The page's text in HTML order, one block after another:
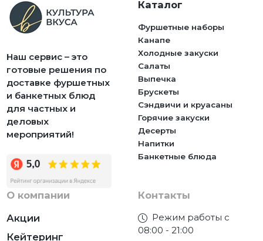
Наш сервис – это
готовые решения по
доставке фуршетных
и банкетных блюд
для частных и
деловых
мероприятий!
Каталог
Фуршетные наборы
Канапе
Холодные закуски
Салаты
Выпечка
Брускеты
Сэндвичи и круасаны
Горячие закуски
Десерты
Напитки
Банкетные блюда
О компании
Акции
Кейтеринг
Контакты
Режим работы с
08:00 - 21:00